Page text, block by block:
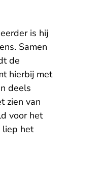
is hij
Samen
de
hierbij met
deels
zien van
voor het
liep het